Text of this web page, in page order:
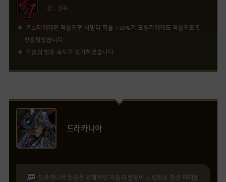
강 : 권무
몬스터에게만 적용되던 치명타 확률 +25%가 모험가에게도 적용되도록
변경되었습니다.
기술의 발동 속도가 증가하였습니다.
드라카니아
드라카니아 전승은 전체적인 기술의 발동이 느린만큼 항상 피해를